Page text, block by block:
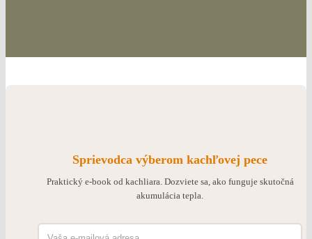
Sprievodca výberom kachľovej pece
Praktický e-book od kachliara. Dozviete sa, ako funguje skutočná
akumulácia tepla.